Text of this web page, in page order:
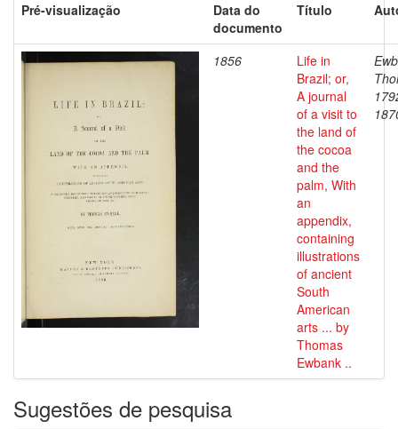
Pré-visualização
Data do
documento
Título
1856
Life in
Brazil; or,
A journal
of a visit to
the land of
the cocoa
and the
palm, With
an
appendix,
containing
illustrations
of ancient
South
American
arts ... by
Thomas
Ewbank ..
Sugestões de pesquisa